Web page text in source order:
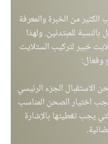
من الخبرة والمعرفة
للمبتدئين. ولهذا
خبير لتركيب الستلايت
الجزء الرئيسي
اختيار الصحن المناسب
يجب تغطيتها بالإشارة